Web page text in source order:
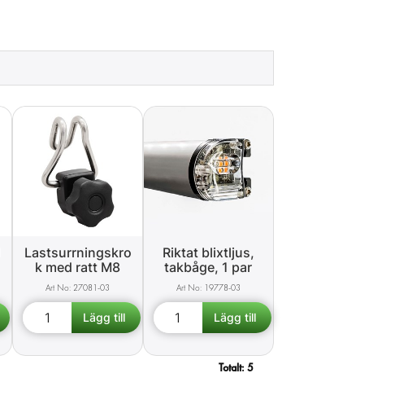
Lastsurrningskro
k med ratt M8
27081-03
Riktat blixtljus,
takbåge, 1 par
19778-03
Totalt: 5